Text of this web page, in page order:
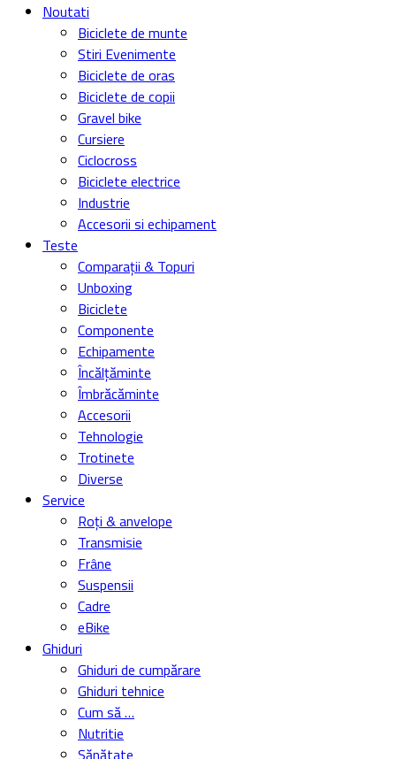
Noutati
Biciclete de munte
Stiri Evenimente
Biciclete de oras
Biciclete de copii
Gravel bike
Cursiere
Ciclocross
Biciclete electrice
Industrie
Accesorii si echipament
Teste
Comparații & Topuri
Unboxing
Biciclete
Componente
Echipamente
Încălțăminte
Îmbrăcăminte
Accesorii
Tehnologie
Trotinete
Diverse
Service
Roți & anvelope
Transmisie
Frâne
Suspensii
Cadre
eBike
Ghiduri
Ghiduri de cumpărare
Ghiduri tehnice
Cum să …
Nutritie